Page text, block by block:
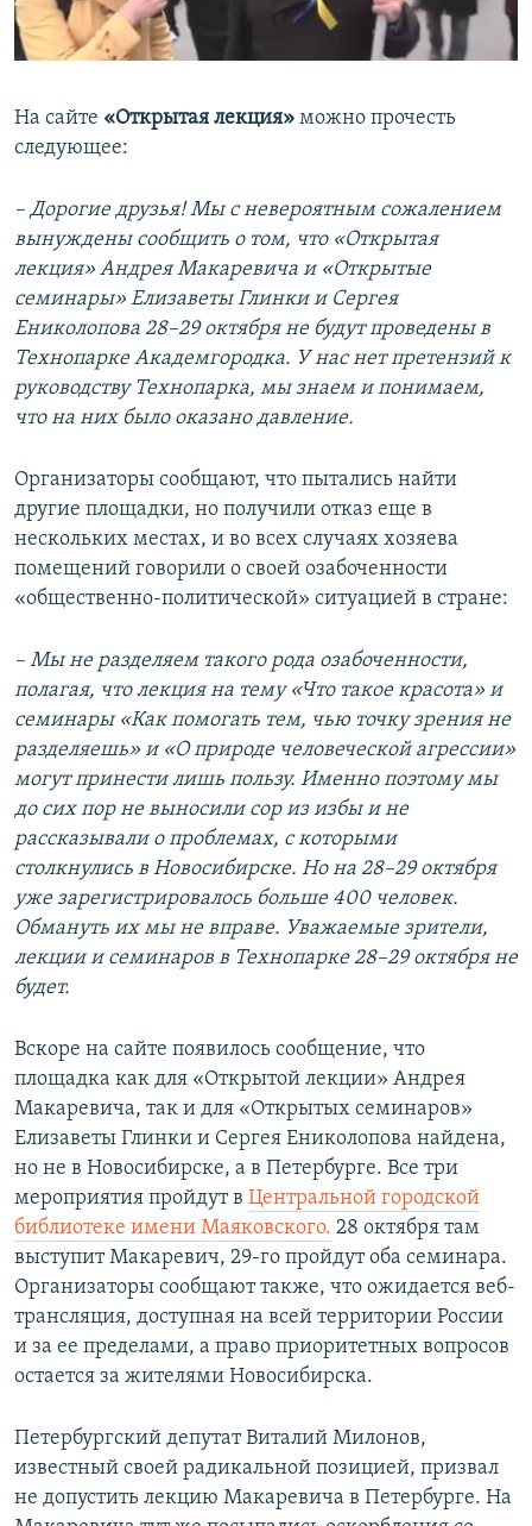
На сайте «Открытая лекция» можно прочесть
следующее:
– Дорогие друзья! Мы с невероятным сожалением
вынуждены сообщить о том, что «Открытая
лекция» Андрея Макаревича и «Открытые
семинары» Елизаветы Глинки и Сергея
Ениколопова 28–29 октября не будут проведены в
Технопарке Академгородка. У нас нет претензий к
руководству Технопарка, мы знаем и понимаем,
что на них было оказано давление.
Организаторы сообщают, что пытались найти
другие площадки, но получили отказ еще в
нескольких местах, и во всех случаях хозяева
помещений говорили о своей озабоченности
«общественно-политической» ситуацией в стране:
– Мы не разделяем такого рода озабоченности,
полагая, что лекция на тему «Что такое красота» и
семинары «Как помогать тем, чью точку зрения не
разделяешь» и «О природе человеческой агрессии»
могут принести лишь пользу. Именно поэтому мы
до сих пор не выносили сор из избы и не
рассказывали о проблемах, с которыми
столкнулись в Новосибирске. Но на 28–29 октября
уже зарегистрировалось больше 400 человек.
Обмануть их мы не вправе. Уважаемые зрители,
лекции и семинаров в Технопарке 28–29 октября не
будет.
Вскоре на сайте появилось сообщение, что
площадка как для «Открытой лекции» Андрея
Макаревича, так и для «Открытых семинаров»
Елизаветы Глинки и Сергея Ениколопова найдена,
но не в Новосибирске, а в Петербурге. Все три
мероприятия пройдут в Центральной городской
библиотеке имени Маяковского. 28 октября там
выступит Макаревич, 29-го пройдут оба семинара.
Организаторы сообщают также, что ожидается веб-
трансляция, доступная на всей территории России
и за ее пределами, а право приоритетных вопросов
остается за жителями Новосибирска.
Петербургский депутат Виталий Милонов,
известный своей радикальной позицией, призвал
не допустить лекцию Макаревича в Петербурге. На